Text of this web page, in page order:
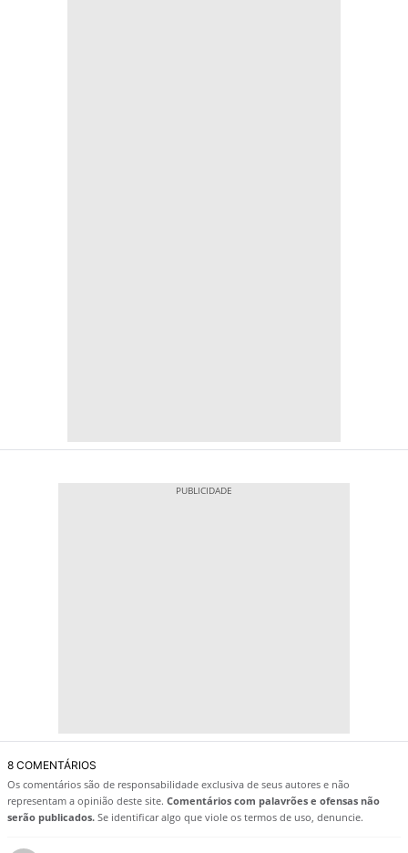
8 COMENTÁRIOS
Os comentários são de responsabilidade exclusiva de seus autores e não
representam a opinião deste site. Comentários com palavrões e ofensas não
serão publicados. Se identificar algo que viole os termos de uso, denuncie.